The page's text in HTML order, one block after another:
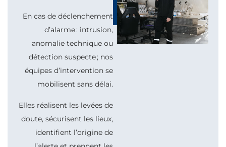
En cas de déclenchement
d’alarme: intrusion,
anomalie technique ou
détection suspecte; nos
équipes d’intervention se
mobilisent sans délai.
Elles réalisent les levées de
doute, sécurisent les lieux,
identifient l’origine de